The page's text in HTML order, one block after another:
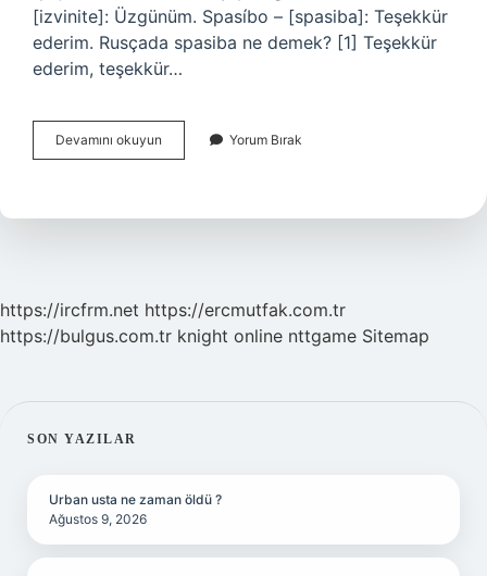
[izvinite]: Üzgünüm. Spasíbo – [spasiba]: Teşekkür
ederim. Rusçada spasiba ne demek? [1] Teşekkür
ederim, teşekkür…
Devamını okuyun Rusçada
Spasiva
Yorum Bırak
https://ircfrm.net https://ercmutfak.com.tr
https://bulgus.com.tr knight online nttgame Sitemap
SIDEBAR
SON YAZILAR
Urban usta ne zaman öldü ?
Ağustos 9, 2026